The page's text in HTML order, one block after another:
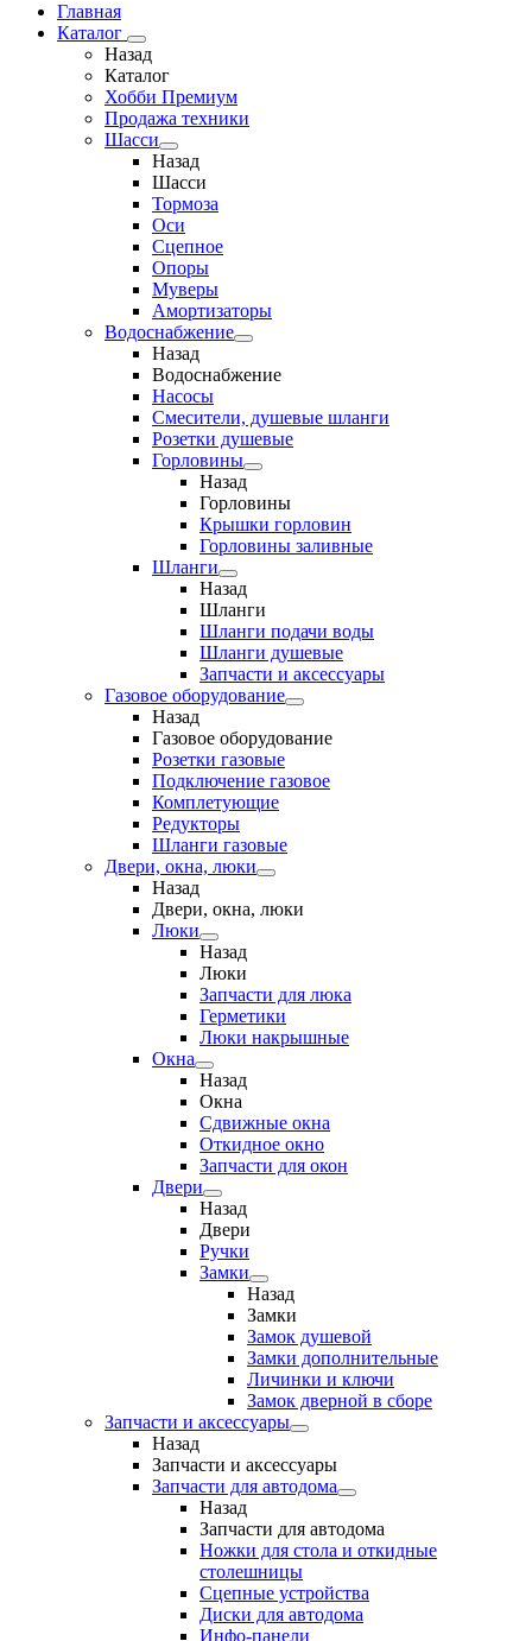
Главная
Каталог
Назад
Каталог
Хобби Премиум
Продажа техники
Шасси
Назад
Шасси
Тормоза
Оси
Сцепное
Опоры
Муверы
Амортизаторы
Водоснабжение
Назад
Водоснабжение
Насосы
Смесители, душевые шланги
Розетки душевые
Горловины
Назад
Горловины
Крышки горловин
Горловины заливные
Шланги
Назад
Шланги
Шланги подачи воды
Шланги душевые
Запчасти и аксессуары
Газовое оборудование
Назад
Газовое оборудование
Розетки газовые
Подключение газовое
Комплетующие
Редукторы
Шланги газовые
Двери, окна, люки
Назад
Двери, окна, люки
Люки
Назад
Люки
Запчасти для люка
Герметики
Люки накрышные
Окна
Назад
Окна
Сдвижные окна
Откидное окно
Запчасти для окон
Двери
Назад
Двери
Ручки
Замки
Назад
Замки
Замок душевой
Замки дополнительные
Личинки и ключи
Замок дверной в сборе
Запчасти и аксессуары
Назад
Запчасти и аксессуары
Запчасти для автодома
Назад
Запчасти для автодома
Ножки для стола и откидные
столешницы
Сцепные устройства
Диски для автодома
Инфо-панели